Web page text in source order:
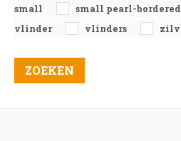
small
small pearl-
vlinder
vlinders